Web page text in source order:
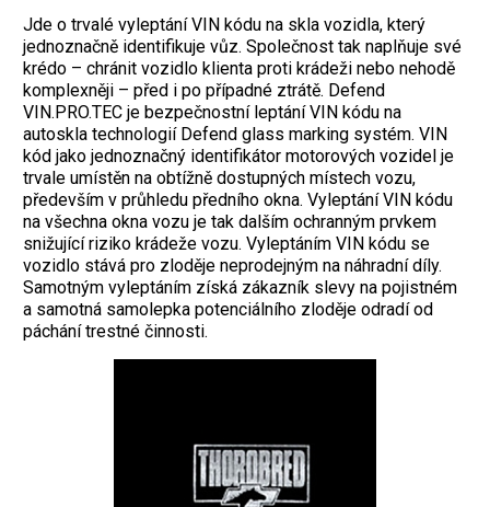
Jde o trvalé vyleptání VIN kódu na skla vozidla, který
jednoznačně identifikuje vůz. Společnost tak naplňuje své
krédo – chránit vozidlo klienta proti krádeži nebo nehodě
komplexněji – před i po případné ztrátě. Defend
VIN.PRO.TEC je bezpečnostní leptání VIN kódu na
autoskla technologií Defend glass marking systém. VIN
kód jako jednoznačný identifikátor motorových vozidel je
trvale umístěn na obtížně dostupných místech vozu,
především v průhledu předního okna. Vyleptání VIN kódu
na všechna okna vozu je tak dalším ochranným prvkem
snižující riziko krádeže vozu. Vyleptáním VIN kódu se
vozidlo stává pro zloděje neprodejným na náhradní díly.
Samotným vyleptáním získá zákazník slevy na pojistném
a samotná samolepka potenciálního zloděje odradí od
páchání trestné činnosti.